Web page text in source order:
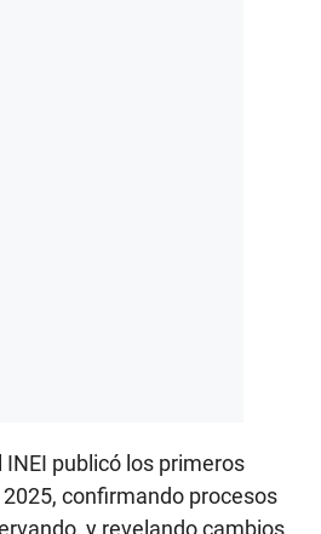
publicó los primeros
confirmando procesos
y revelando cambios